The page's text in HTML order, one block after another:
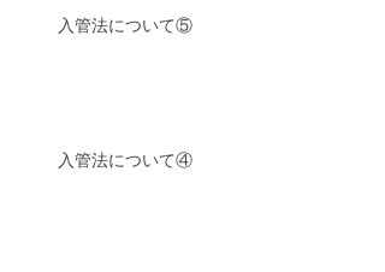
入管法について⑤
入管法について④